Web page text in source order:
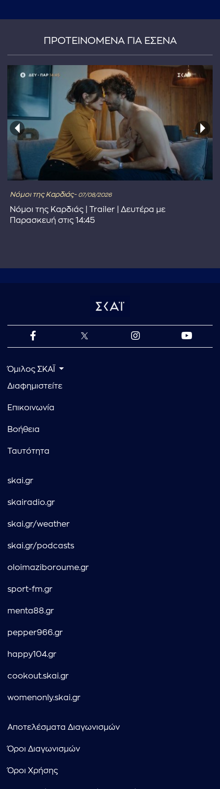
ΠΡΟΤΕΙΝΟΜΕΝΑ ΓΙΑ ΕΣΕΝΑ
Νόμοι της Καρδιάς- 07/08/2026
Νόμοι της Καρδιάς | Trailer | Δευτέρα με
Παρασκευή στις 14:45
Όμιλος ΣΚΑΪ
Διαφημιστείτε
Επικοινωνία
Βοήθεια
Ταυτότητα
skai.gr
skairadio.gr
skai.gr/weather
skai.gr/podcasts
oloimaziboroume.gr
sport-fm.gr
menta88.gr
pepper966.gr
happy104.gr
cookout.skai.gr
womenonly.skai.gr
Αποτελέσματα Διαγωνισμών
Όροι Διαγωνισμών
Όροι Χρήσης